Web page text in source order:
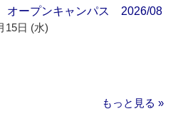
オープンキャンパス 2026/08
15日 (水)
もっと見る »